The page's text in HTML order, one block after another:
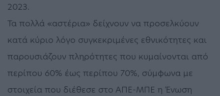
2023.
Τα πολλά «αστέρια» δείχνουν να προσελκύουν
κατά κύριο λόγο συγκεκριμένες εθνικότητες και
παρουσιάζουν πληρότητες που κυμαίνονται από
περίπου 60% έως περίπου 70%, σύμφωνα με
στοιχεία που διέθεσε στο ΑΠΕ-ΜΠΕ η Ένωση